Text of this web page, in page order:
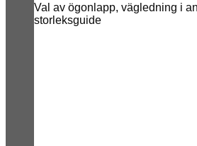
Val av ögonlapp, vägledning i
storleksguide